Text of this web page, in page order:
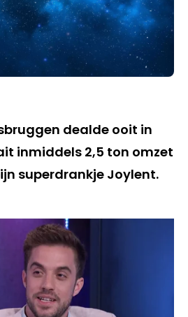
dealde ooit in
inmiddels 2,5 ton omzet
superdrankje Joylent.